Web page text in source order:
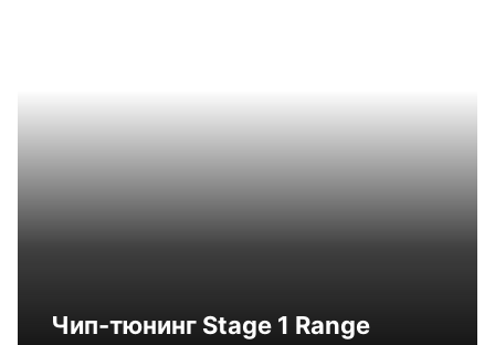
Чип-тюнинг Stage 1 Range